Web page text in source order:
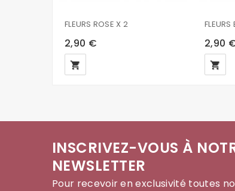
FLEURS ROSE X 2
2,90 €
local_grocery_store
FLEURS
2,90
local_grocery_store
INSCRIVEZ-VOUS À
NEWSLETTER
Pour recevoir en exclusivité toutes